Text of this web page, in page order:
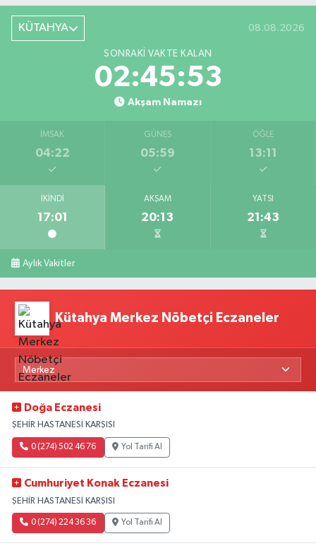
KÜTAHYA 08.08.2026
SONRAKI VAKTE KALAN
02:45:52
Akşam Namazı
İMSAK
04:22
GÜNEŞ
05:59
ÖĞLE
13:11
İKINDI
17:01
AKŞAM
20:13
YATSI
21:43
Aylık Vakitler
Kütahya Merkez Nöbetçi Eczaneler
Doğa Eczanesi
ŞEHİR HASTANESİ KARŞISI
0 (274) 502 46 76 Yol Tarifi Al
Cumhuriyet Konak Eczanesi
ŞEHİR HASTANESİ KARŞISI
0 (274) 224 36 36 Yol Tarifi Al